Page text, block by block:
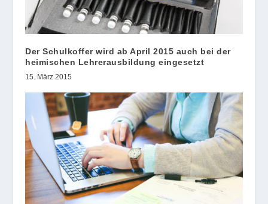
Der Schulkoffer wird ab April 2015 auch bei der
heimischen Lehrerausbildung eingesetzt
15. März 2015